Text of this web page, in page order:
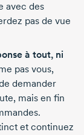
avec des
pas de vue
à tout, ni
pas vous,
demander
mais en fin
et continuez